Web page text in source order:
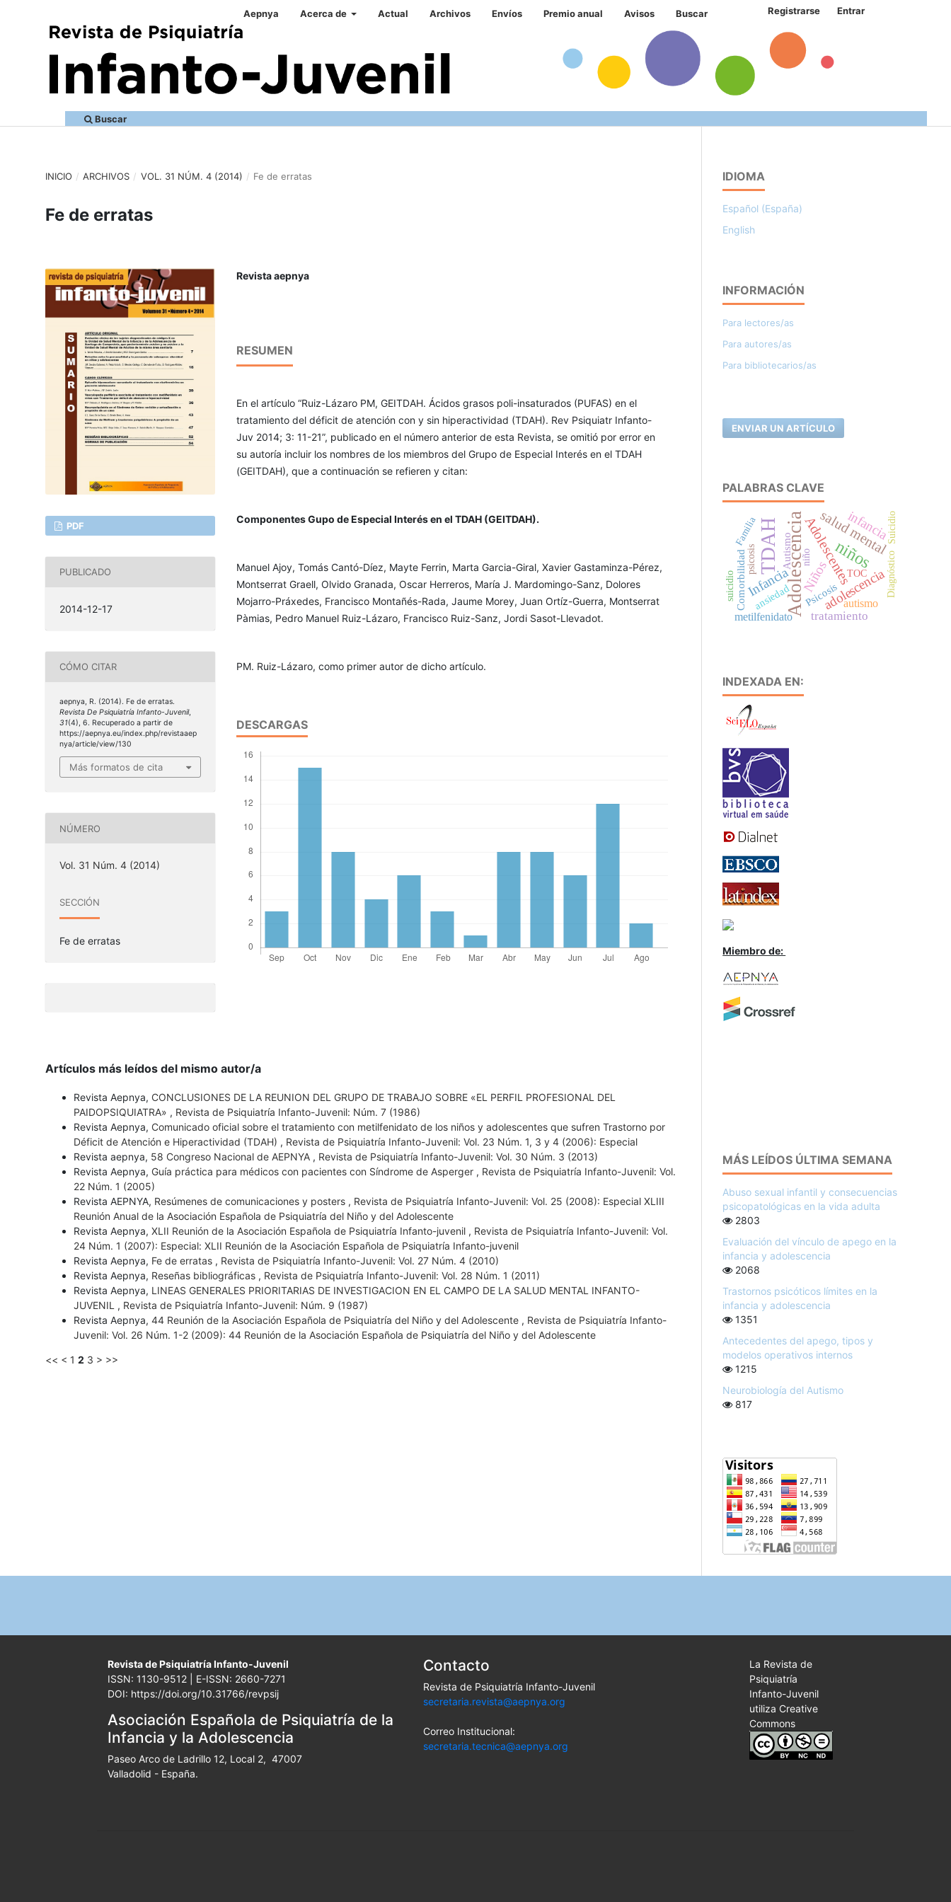
Aepnya Acerca de Actual Archivos Envíos Premio anual Avisos Buscar Registrarse Entrar
Buscar
INICIO / ARCHIVOS / VOL. 31 NÚM. 4 (2014) / Fe de erratas
Fe de erratas
PDF
PUBLICADO
2014-12-17
CÓMO CITAR
aepnya, R. (2014). Fe de erratas.
Revista De Psiquiatría Infanto-Juvenil,
31(4), 6. Recuperado a partir de
https://aepnya.eu/index.php/revistaaep
nya/article/view/130
Más formatos de cita
NÚMERO
Vol. 31 Núm. 4 (2014)
SECCIÓN
Fe de erratas
Revista aepnya
RESUMEN
En el artículo “Ruiz-Lázaro PM, GEITDAH. Ácidos grasos poli-insaturados (PUFAS) en el
tratamiento del déficit de atención con y sin hiperactividad (TDAH). Rev Psiquiatr Infanto-
Juv 2014; 3: 11-21”, publicado en el número anterior de esta Revista, se omitió por error en
su autoría incluir los nombres de los miembros del Grupo de Especial Interés en el TDAH
(GEITDAH), que a continuación se refieren y citan:
Componentes Gupo de Especial Interés en el TDAH (GEITDAH).
Manuel Ajoy, Tomás Cantó-Díez, Mayte Ferrin, Marta Garcia-Giral, Xavier Gastaminza-Pérez,
Montserrat Graell, Olvido Granada, Oscar Herreros, María J. Mardomingo-Sanz, Dolores
Mojarro-Práxedes, Francisco Montañés-Rada, Jaume Morey, Juan Ortíz-Guerra, Montserrat
Pàmias, Pedro Manuel Ruiz-Lázaro, Francisco Ruiz-Sanz, Jordi Sasot-Llevadot.
PM. Ruiz-Lázaro, como primer autor de dicho artículo.
DESCARGAS
Artículos más leídos del mismo autor/a
Revista Aepnya, CONCLUSIONES DE LA REUNION DEL GRUPO DE TRABAJO SOBRE «EL PERFIL PROFESIONAL DEL
PAIDOPSIQUIATRA» , Revista de Psiquiatría Infanto-Juvenil: Núm. 7 (1986)
Revista Aepnya, Comunicado oficial sobre el tratamiento con metilfenidato de los niños y adolescentes que sufren Trastorno por
Déficit de Atención e Hiperactividad (TDAH) , Revista de Psiquiatría Infanto-Juvenil: Vol. 23 Núm. 1, 3 y 4 (2006): Especial
Revista aepnya, 58 Congreso Nacional de AEPNYA , Revista de Psiquiatría Infanto-Juvenil: Vol. 30 Núm. 3 (2013)
Revista Aepnya, Guía práctica para médicos con pacientes con Síndrome de Asperger , Revista de Psiquiatría Infanto-Juvenil: Vol.
22 Núm. 1 (2005)
Revista AEPNYA, Resúmenes de comunicaciones y posters , Revista de Psiquiatría Infanto-Juvenil: Vol. 25 (2008): Especial XLIII
Reunión Anual de la Asociación Española de Psiquiatría del Niño y del Adolescente
Revista Aepnya, XLII Reunión de la Asociación Española de Psiquiatría Infanto-juvenil , Revista de Psiquiatría Infanto-Juvenil: Vol.
24 Núm. 1 (2007): Especial: XLII Reunión de la Asociación Española de Psiquiatría Infanto-juvenil
Revista Aepnya, Fe de erratas , Revista de Psiquiatría Infanto-Juvenil: Vol. 27 Núm. 4 (2010)
Revista Aepnya, Reseñas bibliográficas , Revista de Psiquiatría Infanto-Juvenil: Vol. 28 Núm. 1 (2011)
Revista Aepnya, LINEAS GENERALES PRIORITARIAS DE INVESTIGACION EN EL CAMPO DE LA SALUD MENTAL INFANTO-
JUVENIL , Revista de Psiquiatría Infanto-Juvenil: Núm. 9 (1987)
Revista Aepnya, 44 Reunión de la Asociación Española de Psiquiatría del Niño y del Adolescente , Revista de Psiquiatría Infanto-
Juvenil: Vol. 26 Núm. 1-2 (2009): 44 Reunión de la Asociación Española de Psiquiatría del Niño y del Adolescente
<< < 1 2 3 > >>
IDIOMA
Español (España)
English
INFORMACIÓN
Para lectores/as
Para autores/as
Para bibliotecarios/as
ENVIAR UN ARTÍCULO
PALABRAS CLAVE
TDAHAdolescencia niños
Adolescentes
salud mental
Infancia adolescencia
Niños
infancia
tratamiento
autismo
metilfenidato
Autismo
Psicosis
ansiedad
Comorbilidad TOC
Familia
psicosis
suicidio Diagnóstico
niño
Suicidio
INDEXADA EN:
Miembro de:
MÁS LEÍDOS ÚLTIMA SEMANA
Abuso sexual infantil y consecuencias
psicopatológicas en la vida adulta
2803
Evaluación del vínculo de apego en la
infancia y adolescencia
2068
Trastornos psicóticos límites en la
infancia y adolescencia
1351
Antecedentes del apego, tipos y
modelos operativos internos
1215
Neurobiología del Autismo
817
Revista de Psiquiatría Infanto-Juvenil
ISSN: 1130-9512 | E-ISSN: 2660-7271
DOI: https://doi.org/10.31766/revpsij
Asociación Española de Psiquiatría de la
Infancia y la Adolescencia
Paseo Arco de Ladrillo 12, Local 2, 47007
Valladolid - España.
Contacto
Revista de Psiquiatría Infanto-Juvenil
secretaria.revista@aepnya.org
Correo Institucional:
secretaria.tecnica@aepnya.org
La Revista de
Psiquiatría
Infanto-Juvenil
utiliza Creative
Commons